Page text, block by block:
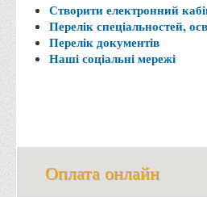
ДТЕУ
Історія та місія університету
Структура університету
Офіційний сайт університету
Медіа
Створити електронний
Перелік спеціальностей,
Перелік документів
Наші соціальні мережі
Оплата онлайн